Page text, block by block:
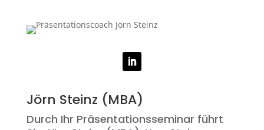
Jörn Steinz (MBA)
Durch Ihr Präsentationsseminar führt